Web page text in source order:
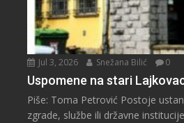
Jul 3, 2026 Snežana Bilić 0
Uspomene na stari
Piše: Toma Petrović Postoje
zgrade, službe ili državne